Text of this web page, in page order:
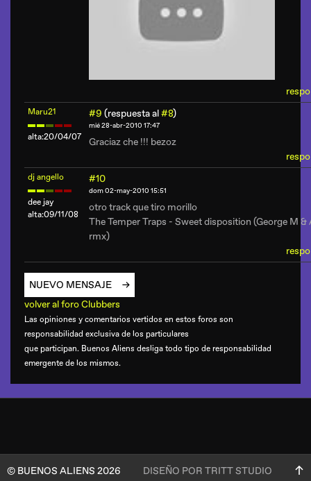
Maru21
alta:20/04/07
#9 (respuesta al#8)
mié 28-abr-2010 17:47
Graciaz che !!! bezoz
dj angello
dee jay
alta:09/11/08
#10
dom 02-may-2010 15:51
otro track que tiro morillo
The Temper Traps - Sweet disposition (George M &
rmx)
NUEVO MENSAJE
volver al foro Clubbers
Las opiniones y comentarios vertidos en estos foros son
responsabilidad exclusiva de los particulares
que participan. Buenos Aliens desliga todo tipo de responsabilidad
emergente de los mismos.
© BUENOS ALIENS 2026 DISEÑO POR TRITT STUDIO